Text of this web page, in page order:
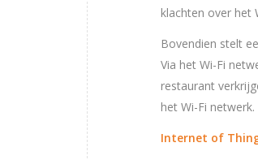
klachten over het
Bovendien stelt
Via het Wi-Fi
restaurant
het Wi-Fi netwerk.
Internet of